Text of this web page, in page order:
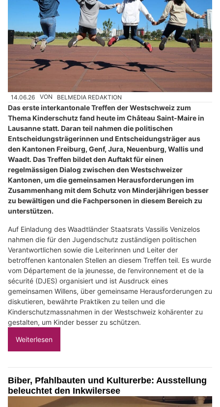
14.06.26 VON BELMEDIA REDAKTION
Das erste interkantonale Treffen der Westschweiz zum
Thema Kinderschutz fand heute im Château Saint-Maire in
Lausanne statt. Daran teil nahmen die politischen
Entscheidungsträgerinnen und Entscheidungsträger aus
den Kantonen Freiburg, Genf, Jura, Neuenburg, Wallis und
Waadt. Das Treffen bildet den Auftakt für einen
regelmässigen Dialog zwischen den Westschweizer
Kantonen, um die gemeinsamen Herausforderungen im
Zusammenhang mit dem Schutz von Minderjährigen besser
zu bewältigen und die Fachpersonen in diesem Bereich zu
unterstützen.
Auf Einladung des Waadtländer Staatsrats Vassilis Venizelos
nahmen die für den Jugendschutz zuständigen politischen
Verantwortlichen sowie die Leiterinnen und Leiter der
betroffenen kantonalen Stellen an diesem Treffen teil. Es wurde
vom Département de la jeunesse, de l’environnement et de la
sécurité (DJES) organisiert und ist Ausdruck eines
gemeinsamen Willens, über gemeinsame Herausforderungen zu
diskutieren, bewährte Praktiken zu teilen und die
Kinderschutzmassnahmen in der Westschweiz kohärenter zu
gestalten, um Kinder besser zu schützen.
Weiterlesen
Biber, Pfahlbauten und Kulturerbe: Ausstellung
beleuchtet den Inkwilersee